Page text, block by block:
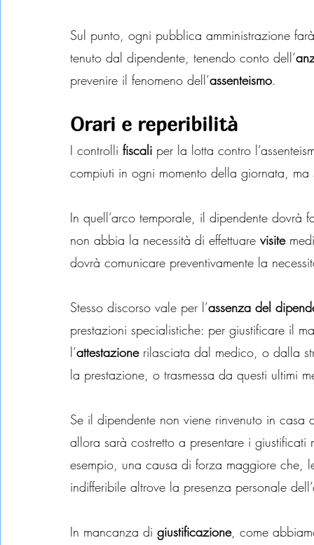
Sul punto, ogni pubblica amministrazione
tenuto dal dipendente, tenendo conto dell’
prevenire il fenomeno dell’assenteismo.
Orari e reperibilità
I controlli fiscali per la lotta contro
compiuti in ogni momento della giornata,
In quell’arco temporale, il dipendente
non abbia la necessità di effettuare visite
dovrà comunicare preventivamente la
Stesso discorso vale per l’assenza del
prestazioni specialistiche: per giustificare il
l’attestazione rilasciata dal medico, o dalla
la prestazione, o trasmessa da questi ultimi
Se il dipendente non viene rinvenuto in
allora sarà costretto a presentare i
esempio, una causa di forza maggiore che,
indifferibile altrove la presenza personale
In mancanza di giustificazione, come